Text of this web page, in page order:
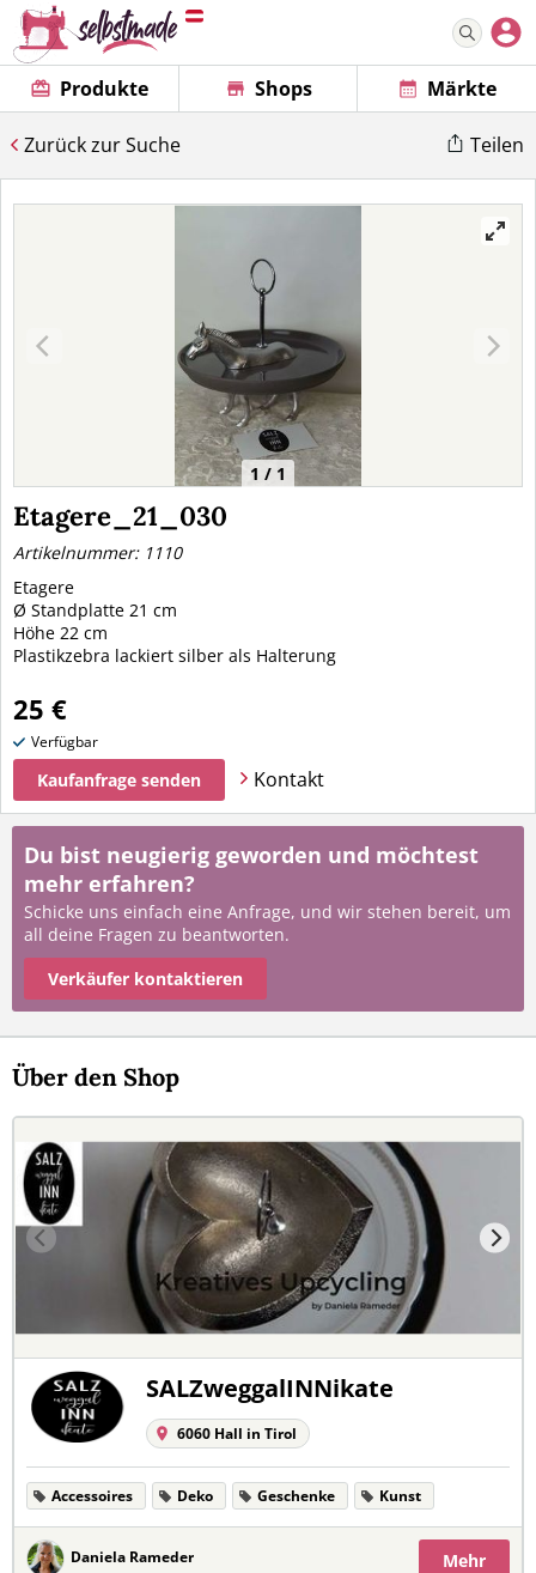
Produkte Shops Märkte
Zurück zur Suche Teilen
1 / 1
Etagere_21_030
Artikelnummer: 1110
Etagere
Ø Standplatte 21 cm
Höhe 22 cm
Plastikzebra lackiert silber als Halterung
25 €
Verfügbar
Kaufanfrage senden Kontakt
Du bist neugierig geworden und möchtest
mehr erfahren?
Schicke uns einfach eine Anfrage, und wir stehen bereit, um
all deine Fragen zu beantworten.
Verkäufer kontaktieren
Über den Shop
SALZweggalINNikate
6060 Hall in Tirol
Accessoires Deko Geschenke Kunst
Daniela Rameder Mehr